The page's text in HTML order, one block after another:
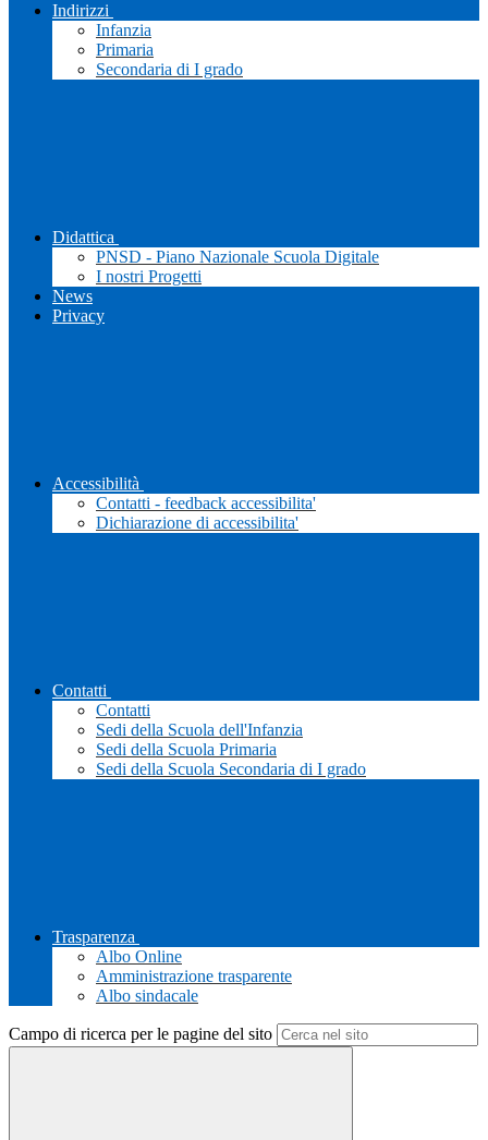
Indirizzi
Infanzia
Primaria
Secondaria di I grado
Didattica
PNSD - Piano Nazionale Scuola Digitale
I nostri Progetti
News
Privacy
Accessibilità
Contatti - feedback accessibilita'
Dichiarazione di accessibilita'
Contatti
Contatti
Sedi della Scuola dell'Infanzia
Sedi della Scuola Primaria
Sedi della Scuola Secondaria di I grado
Trasparenza
Albo Online
Amministrazione trasparente
Albo sindacale
Campo di ricerca per le pagine del sito